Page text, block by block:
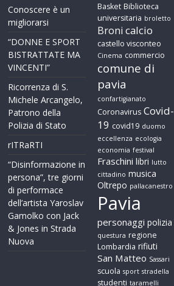
Conoscere è un
migliorarsi
“DONNE E SPORT
BISTRATTATE MA
VINCENTI”
Ricorrenza di S.
Michele Arcangelo,
Patrono della
Polizia di Stato
rITRaRTI
“Disinformazione in
persona”, tre giorni
di performace
dell’artista Yaroslav
Gamolko con Jack
& Jones in Strada
Nuova
Basket Biblioteca
universitaria broletto
Broni calcio
castello visconteo
Cinema commercio
comune di
pavia
confartigianato
Coronavirus Covid-
19 covid19 duomo
eccellenza ecologia
economia festival
Fraschini libri lutto
cittadino musica
Oltrepo pallacanestro
Pavia
personaggi polizia
questura regione
Lombardia rifiuti
San Matteo Sassari
scuola sport stradella
studenti taramelli